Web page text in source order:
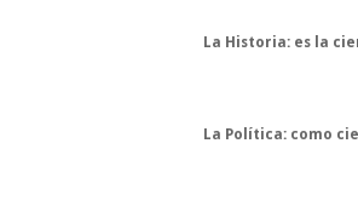
La Historia: es la
La Política: como